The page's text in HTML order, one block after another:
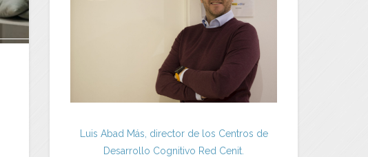
Luis Abad Más, director de los Centros de
Desarrollo Cognitivo Red Cenit.